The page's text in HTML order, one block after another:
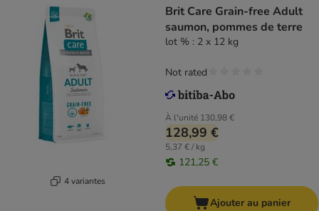
4 variantes
Brit Care Grain-free Adult
saumon, pommes de terre
lot % : 2 x 12 kg
À l'unité 130,98 €
128,99 €
5,37 € / kg
121,25 €
Not rated
Ajouter au panier